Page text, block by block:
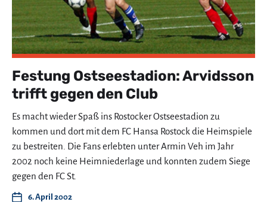
Festung Ostseestadion: Arvidsson
trifft gegen den Club
Es macht wieder Spaß ins Rostocker Ostseestadion zu
kommen und dort mit dem FC Hansa Rostock die Heimspiele
zu bestreiten. Die Fans erlebten unter Armin Veh im Jahr
2002 noch keine Heimniederlage und konnten zudem Siege
gegen den FC St.
6. April 2002